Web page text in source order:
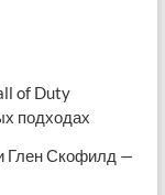
of Duty
подходах
Глен Скофилд —